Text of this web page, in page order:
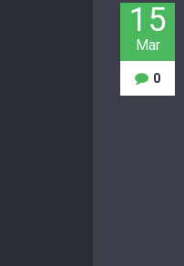
15
Mar
0